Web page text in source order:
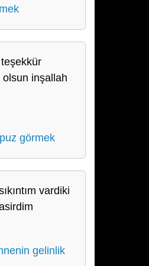
olsun inşallah
görmek
vardiki
gelinlik